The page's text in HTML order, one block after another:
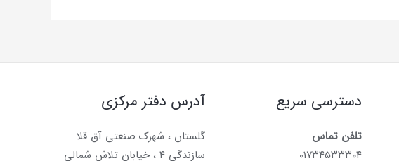
دسترسی سریع
تلفن تماس
۰۱۷۳۴۵۳۳۳۰۴
آدرس دفتر مرکزی
گلستان ، شهرک صنعتی آق قلا
سازندگی ۴ ، خیابان تلاش شمالی